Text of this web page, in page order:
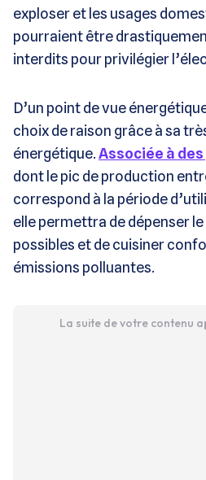
exploser et les usages
pourraient être
interdits pour privilégier
D’un point de vue
choix de raison grâce à sa
énergétique.Associée à
dont le pic de production
correspond à la période
elle permettra de dépenser
possibles et de cuisiner
émissions polluantes.
La suite de votre contenu